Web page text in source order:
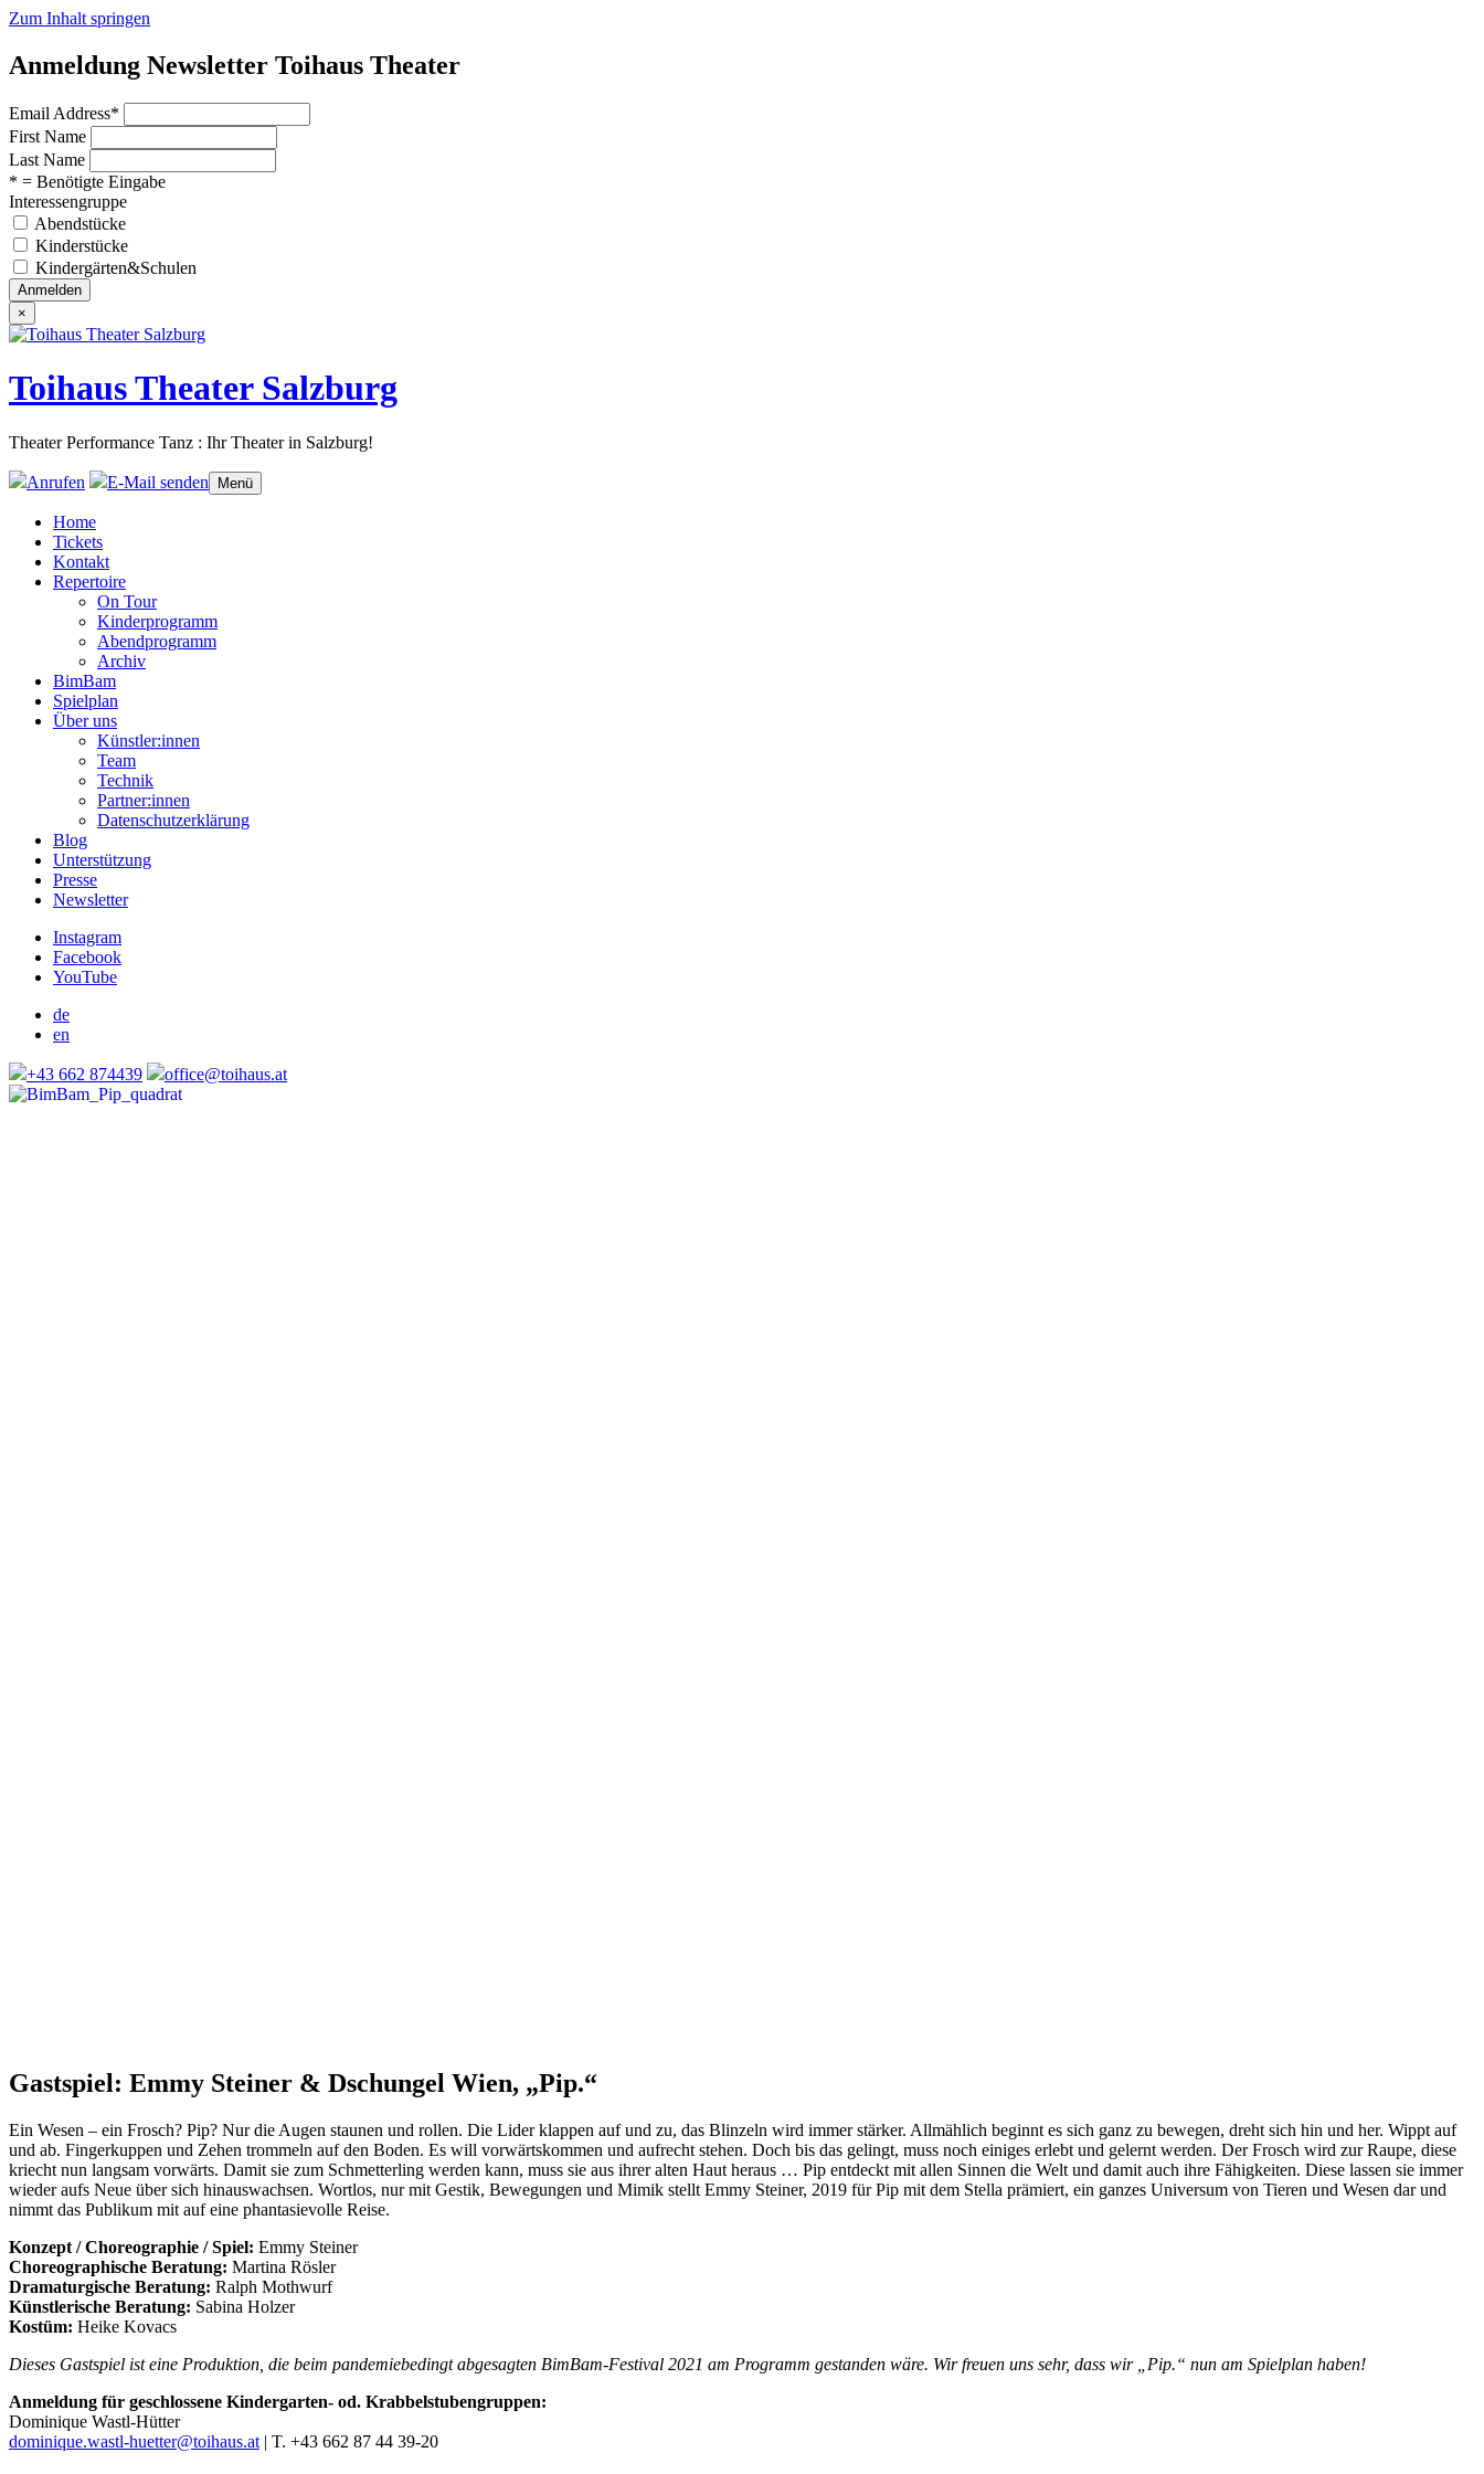
Zum Inhalt springen
Anmeldung Newsletter Toihaus Theater
Email Address*
First Name
Last Name
* = Benötigte Eingabe
Interessengruppe
Abendstücke
Kinderstücke
Kindergärten&Schulen
×
Toihaus Theater Salzburg
Theater Performance Tanz : Ihr Theater in Salzburg!
Anrufen E-Mail senden Menü
Home
Tickets
Kontakt
Repertoire
On Tour
Kinderprogramm
Abendprogramm
Archiv
BimBam
Spielplan
Über uns
Künstler:innen
Team
Technik
Partner:innen
Datenschutzerklärung
Blog
Unterstützung
Presse
Newsletter
Instagram
Facebook
YouTube
de
en
+43 662 874439 office@toihaus.at
Gastspiel: Emmy Steiner & Dschungel Wien, „Pip.“
Ein Wesen – ein Frosch? Pip? Nur die Augen staunen und rollen. Die Lider klappen auf und zu, das Blinzeln wird immer stärker. Allmählich beginnt es sich ganz zu bewegen, dreht sich hin und her. Wippt auf
und ab. Fingerkuppen und Zehen trommeln auf den Boden. Es will vorwärtskommen und aufrecht stehen. Doch bis das gelingt, muss noch einiges erlebt und gelernt werden. Der Frosch wird zur Raupe, diese
kriecht nun langsam vorwärts. Damit sie zum Schmetterling werden kann, muss sie aus ihrer alten Haut heraus … Pip entdeckt mit allen Sinnen die Welt und damit auch ihre Fähigkeiten. Diese lassen sie immer
wieder aufs Neue über sich hinauswachsen. Wortlos, nur mit Gestik, Bewegungen und Mimik stellt Emmy Steiner, 2019 für Pip mit dem Stella prämiert, ein ganzes Universum von Tieren und Wesen dar und
nimmt das Publikum mit auf eine phantasievolle Reise.
Konzept / Choreographie / Spiel: Emmy Steiner
Choreographische Beratung: Martina Rösler
Dramaturgische Beratung: Ralph Mothwurf
Künstlerische Beratung: Sabina Holzer
Kostüm: Heike Kovacs
Dieses Gastspiel ist eine Produktion, die beim pandemiebedingt abgesagten BimBam-Festival 2021 am Programm gestanden wäre. Wir freuen uns sehr, dass wir „Pip.“ nun am Spielplan haben!
Anmeldung für geschlossene Kindergarten- od. Krabbelstubengruppen:
Dominique Wastl-Hütter
dominique.wastl-huetter@toihaus.at | T. +43 662 87 44 39-20